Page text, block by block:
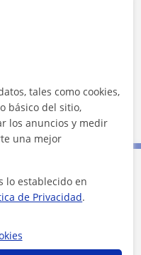
| ©OpenStreetMap contributors
tales como cookies,
básico del sitio,
los anuncios y medir
una mejor
lo establecido en
de Privacidad.